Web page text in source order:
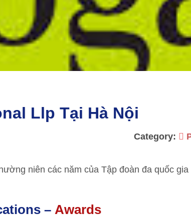
Llp Tại Hà Nội
Category:
niên các năm của Tập đoàn đa quốc gia
– Awards